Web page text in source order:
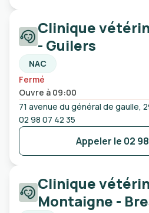
Clinique
- Guilers
NAC
Fermé
Ouvre à 09:00
71 avenue du général de gaulle,
02 98 07 42 35
Appeler le 02
Clinique
Montaigne -